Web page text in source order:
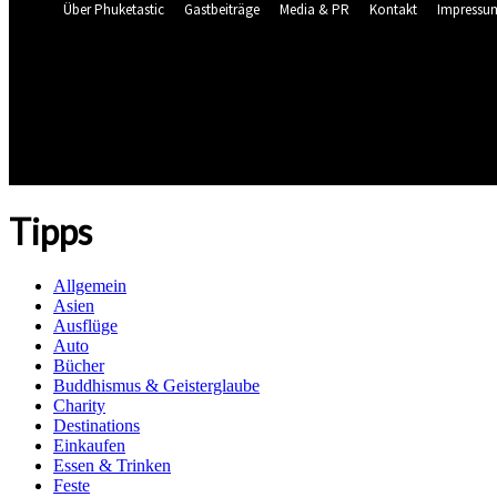
Über Phuketastic Gastbeiträge Media & PR Kontakt
Tipps
Allgemein
Asien
Ausflüge
Auto
Bücher
Buddhismus & Geisterglaube
Charity
Destinations
Einkaufen
Essen & Trinken
Feste